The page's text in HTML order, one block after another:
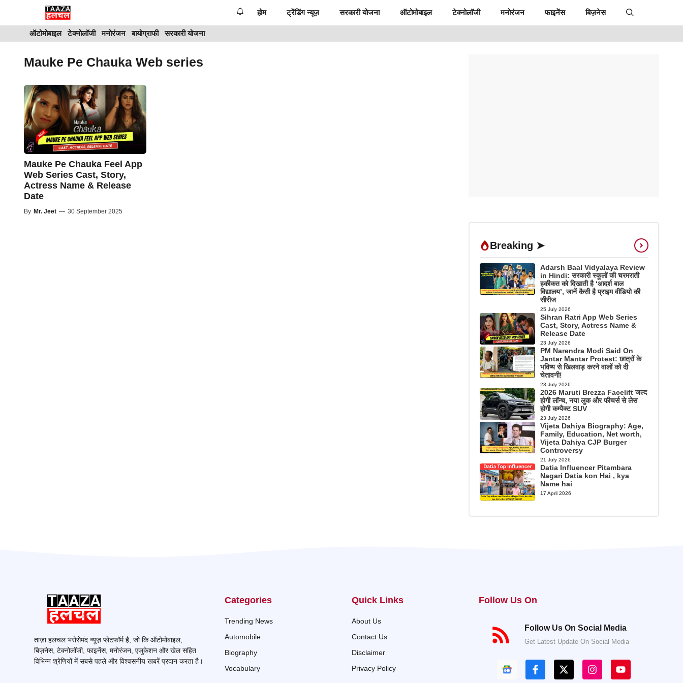
content
होम ट्रेंडिंग न्यूज़ सरकारी योजना ऑटोमोबाइल टेक्नोलॉजी मनोरंजन फाइनेंस बिज़नेस
ऑटोमोबाइल टेक्नोलॉजी मनोरंजन बायोग्राफी सरकारी योजना
Mauke Pe Chauka Web series
Mauke Pe Chauka Feel App
Web Series Cast, Story,
Actress Name & Release
Date
By Mr. Jeet — 30 September 2025
Breaking ➤
Adarsh Baal Vidyalaya Review
in Hindi: सरकारी स्कूलों की चरमराती
हकीकत को दिखाती है ‘आदर्श बाल
विद्यालय’, जानें कैसी है प्राइम वीडियो की
सीरीज
25 July 2026
Sihran Ratri App Web Series
Cast, Story, Actress Name &
Release Date
23 July 2026
PM Narendra Modi Said On
Jantar Mantar Protest: छात्रों के
भविष्य से खिलवाड़ करने वालों को दी
चेतावनी!
23 July 2026
2026 Maruti Brezza Facelift जल्द
होगी लॉन्च, नया लुक और फीचर्स से लेस
होगी कम्पैक्ट SUV
23 July 2026
Vijeta Dahiya Biography: Age,
Family, Education, Net worth,
Vijeta Dahiya CJP Burger
Controversy
21 July 2026
Datia Influencer Pitambara
Nagari Datia kon Hai , kya
Name hai
17 April 2026
ताज़ा हलचल भरोसेमंद न्यूज़ प्लेटफॉर्म है, जो कि ऑटोमोबाइल,
बिज़नेस, टेक्नोलॉजी, फाइनेंस, मनोरंजन, एजुकेशन और खेल सहित
विभिन्न श्रेणियों में सबसे पहले और विश्वसनीय खबरें प्रदान करता है।
Categories
Trending News
Automobile
Biography
Vocabulary
Quick Links
About Us
Contact Us
Disclaimer
Privacy Policy
Follow Us On
Follow Us On Social Media
Get Latest Update On Social Media